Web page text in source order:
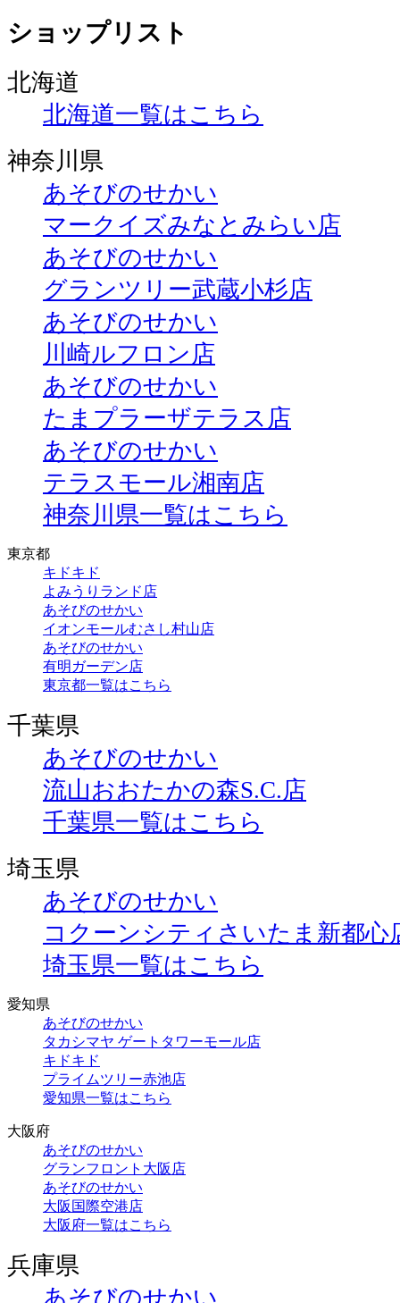
ショップリスト
北海道
北海道一覧はこちら
神奈川県
あそびのせかい
マークイズみなとみらい店
あそびのせかい
グランツリー武蔵小杉店
あそびのせかい
川崎ルフロン店
あそびのせかい
たまプラーザテラス店
あそびのせかい
テラスモール湘南店
神奈川県一覧はこちら
東京都
キドキド
よみうりランド店
あそびのせかい
イオンモールむさし村山店
あそびのせかい
有明ガーデン店
東京都一覧はこちら
千葉県
あそびのせかい
流山おおたかの森S.C.店
千葉県一覧はこちら
埼玉県
あそびのせかい
コクーンシティさいたま新都心
埼玉県一覧はこちら
愛知県
あそびのせかい
タカシマヤ ゲートタワーモール店
キドキド
プライムツリー赤池店
愛知県一覧はこちら
大阪府
あそびのせかい
グランフロント大阪店
あそびのせかい
大阪国際空港店
大阪府一覧はこちら
兵庫県